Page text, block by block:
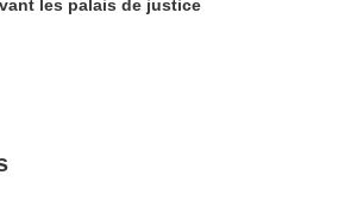
les palais de justice